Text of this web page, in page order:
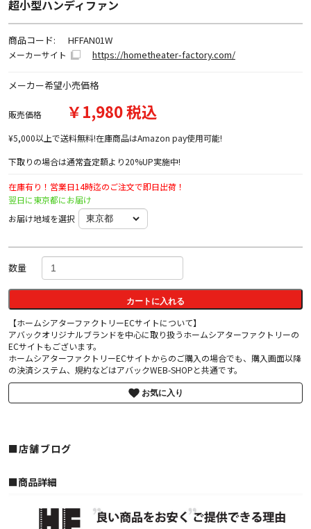
超小型ハンディファン
商品コード: HFFAN01W
メーカーサイト https://hometheater-factory.com/
メーカー希望小売価格
販売価格 ￥1,980 税込
¥5,000以上で送料無料!在庫商品はAmazon pay使用可能!
下取りの場合は通常査定額より20%UP実施中!
在庫有り！営業日14時迄のご注文で即日出荷！
翌日に東京都にお届け
お届け地域を選択
数量
カートに入れる
【ホームシアターファクトリーECサイトについて】
アバックオリジナルブランドを中心に取り扱うホームシアターファクトリーの
ECサイトもございます。
ホームシアターファクトリーECサイトからのご購入の場合でも、購入画面以降
の決済システム、規約などはアバックWEB-SHOPと共通です。
お気に入り
■店舗ブログ
■︎商品詳細